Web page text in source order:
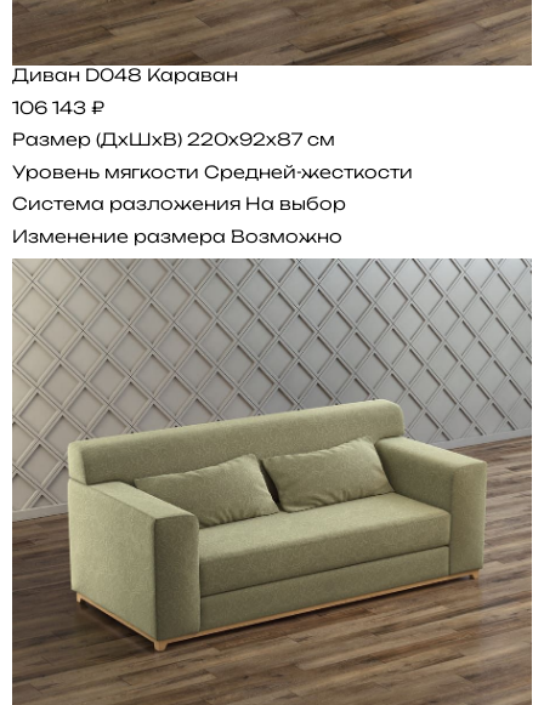
Диван D048 Караван
106 143 ₽
Размер (ДхШхВ) 220x92x87 см
Уровень мягкости Средней-жесткости
Система разложения На выбор
Изменение размера Возможно